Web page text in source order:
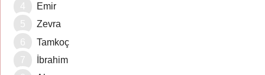
Emir
Zevra
Tamkoç
İbrahim